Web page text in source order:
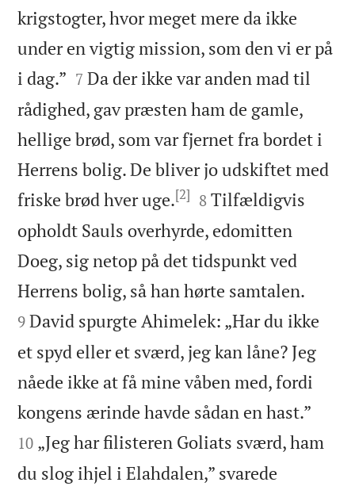
krigstogter, hvor meget mere da ikke
under en vigtig mission, som den vi er på
i dag.” 

7 Da der ikke var anden mad til
rådighed, gav præsten ham de gamle,
hellige brød, som var fjernet fra bordet i
Herrens bolig. De bliver jo udskiftet med
friske brød hver uge.[2] 

8 Tilfældigvis
opholdt Sauls overhyrde, edomitten
Doeg, sig netop på det tidspunkt ved
Herrens bolig, så han hørte samtalen.
9 David spurgte Ahimelek: „Har du ikke
et spyd eller et sværd, jeg kan låne? Jeg
nåede ikke at få mine våben med, fordi
kongens ærinde havde sådan en hast.”
10 „Jeg har filisteren Goliats sværd, ham
du slog ihjel i Elahdalen,” svarede